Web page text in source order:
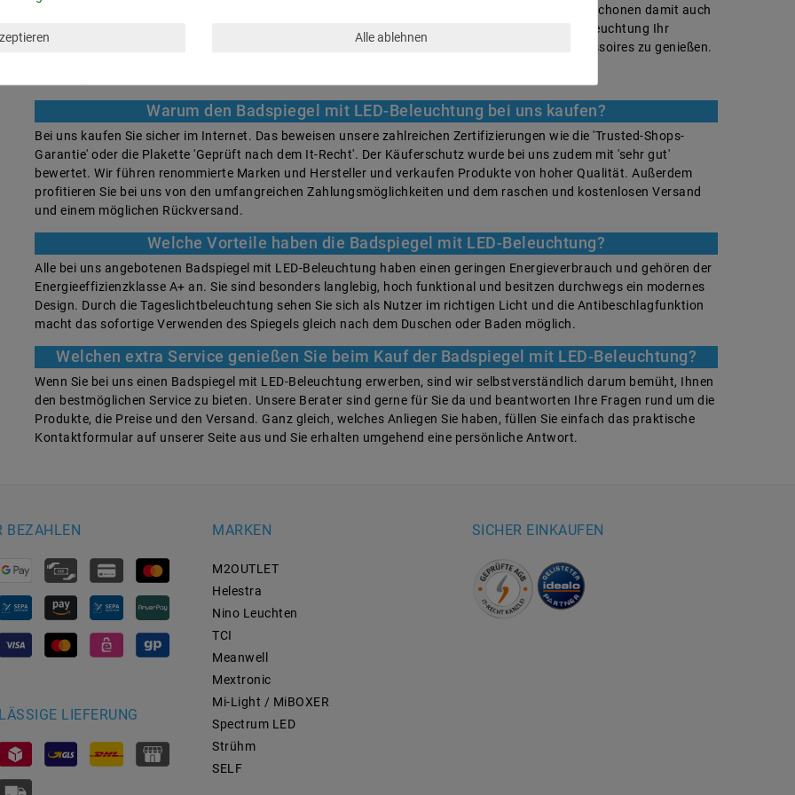
sparen Sie mit der Verwendung der einzigartigen Produkte nicht nur Strom und bares Geld. Sie schonen damit auch
die Natur und Ihr persönliches Gewissen. Zögern Sie nicht, sich mit dem Badspiegel mit LED-Beleuchtung Ihr
Badezimmer zu verschönern und die Vorzüge dieses gleichermaßen praktischen wie edlen Accessoires zu genießen.
Warum den Badspiegel mit LED-Beleuchtung bei uns kaufen?
Bei uns kaufen Sie sicher im Internet. Das beweisen unsere zahlreichen Zertifizierungen wie die 'Trusted-Shops-
Garantie' oder die Plakette 'Geprüft nach dem It-Recht'. Der Käuferschutz wurde bei uns zudem mit 'sehr gut'
bewertet. Wir führen renommierte Marken und Hersteller und verkaufen Produkte von hoher Qualität. Außerdem
profitieren Sie bei uns von den umfangreichen Zahlungsmöglichkeiten und dem raschen und kostenlosen Versand
und einem möglichen Rückversand.
Welche Vorteile haben die Badspiegel mit LED-Beleuchtung?
Alle bei uns angebotenen Badspiegel mit LED-Beleuchtung haben einen geringen Energieverbrauch und gehören der
Energieeffizienzklasse A+ an. Sie sind besonders langlebig, hoch funktional und besitzen durchwegs ein modernes
Design. Durch die Tageslichtbeleuchtung sehen Sie sich als Nutzer im richtigen Licht und die Antibeschlagfunktion
macht das sofortige Verwenden des Spiegels gleich nach dem Duschen oder Baden möglich.
Welchen extra Service genießen Sie beim Kauf der Badspiegel mit LED-Beleuchtung?
Wenn Sie bei uns einen Badspiegel mit LED-Beleuchtung erwerben, sind wir selbstverständlich darum bemüht, Ihnen
den bestmöglichen Service zu bieten. Unsere Berater sind gerne für Sie da und beantworten Ihre Fragen rund um die
Produkte, die Preise und den Versand. Ganz gleich, welches Anliegen Sie haben, füllen Sie einfach das praktische
Kontaktformular auf unserer Seite aus und Sie erhalten umgehend eine persönliche Antwort.
BEZAHLEN
LIEFERUNG
MARKEN
M2OUTLET
Helestra
Nino Leuchten
TCI
Meanwell
Mextronic
Mi-Light / MiBOXER
Spectrum LED
Strühm
SELF
SICHER EINKAUFEN
Alle ablehnen